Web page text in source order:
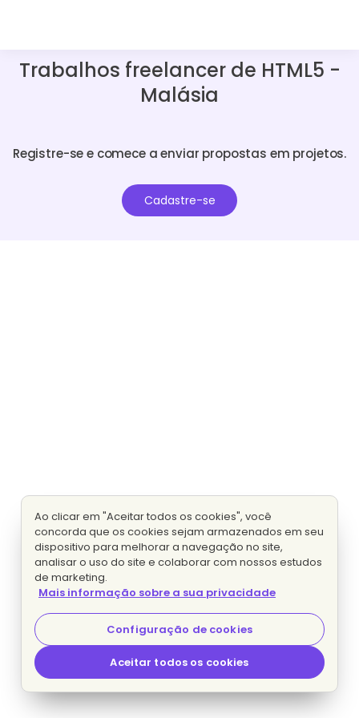
Trabalhos freelancer de HTML5 -
Malásia
Registre-se e comece a enviar propostas em projetos.
Cadastre-se
Ao clicar em "Aceitar todos os cookies", você
concorda que os cookies sejam armazenados em seu
dispositivo para melhorar a navegação no site,
analisar o uso do site e colaborar com nossos estudos
de marketing.
Mais informação sobre a sua privacidade
Configuração de cookies
Aceitar todos os cookies